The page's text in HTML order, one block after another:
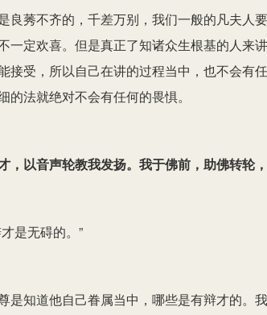
良莠不齐的，千差万别，我们一般的凡夫人
一定欢喜。但是真正了知诸众生根基的人来
接受，所以自己在讲的过程当中，也不会有
的法就绝对不会有任何的畏惧。
，以音声轮教我发扬。我于佛前，助佛转轮
是无碍的。”
是知道他自己眷属当中，哪些是有辩才的。